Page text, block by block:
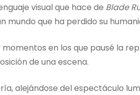
visual que hace de Blade
mundo que ha perdido su
en los que pausé la
de una escena.
alejándose del espectáculo